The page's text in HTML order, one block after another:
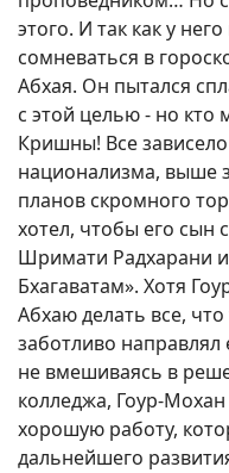
этого. И так как у
сомневаться в
Абхая. Он пытался
с этой целью - но кто
Кришны! Все
национализма, выше
планов скромного
хотел, чтобы его сын
Шримати Радхарани
Бхагаватам». Хотя
Абхаю делать все,
заботливо
не вмешиваясь в
колледжа, Гоур-Мохан
хорошую работу,
дальнейшего